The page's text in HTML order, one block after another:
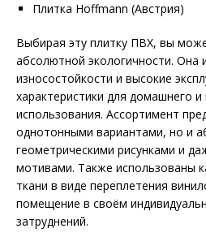
Плитка Hoffmann (Австрия)
Выбирая эту плитку ПВХ, вы
абсолютной экологичности. Она
износостойкости и высокие
характеристики для домашнего
использования. Ассортимент
однотонными вариантами, но и
геометрическими рисунками и
мотивами. Также использованы
ткани в виде переплетения
помещение в своём
затруднений.